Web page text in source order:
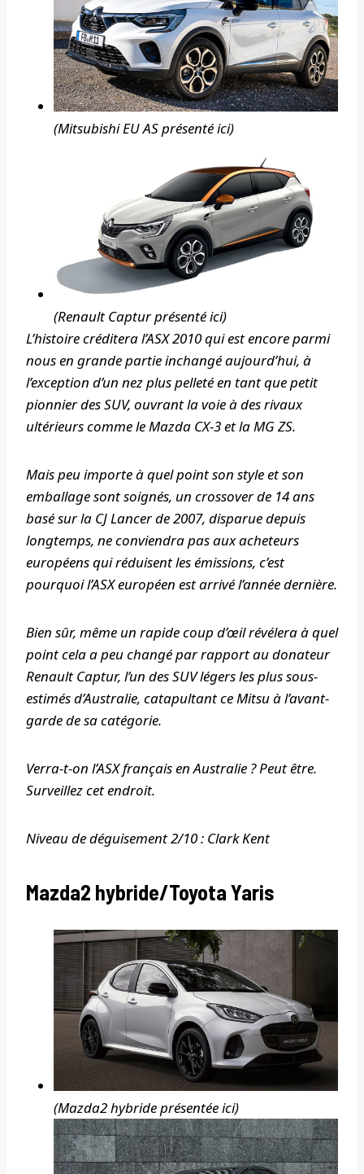
(Mitsubishi EU AS présenté ici)
(Renault Captur présenté ici)
L’histoire créditera l’ASX 2010 qui est encore parmi
nous en grande partie inchangé aujourd’hui, à
l’exception d’un nez plus pelleté en tant que petit
pionnier des SUV, ouvrant la voie à des rivaux
ultérieurs comme le Mazda CX-3 et la MG ZS.
Mais peu importe à quel point son style et son
emballage sont soignés, un crossover de 14 ans
basé sur la CJ Lancer de 2007, disparue depuis
longtemps, ne conviendra pas aux acheteurs
européens qui réduisent les émissions, c’est
pourquoi l’ASX européen est arrivé l’année dernière.
Bien sûr, même un rapide coup d’œil révélera à quel
point cela a peu changé par rapport au donateur
Renault Captur, l’un des SUV légers les plus sous-
estimés d’Australie, catapultant ce Mitsu à l’avant-
garde de sa catégorie.
Verra-t-on l’ASX français en Australie ? Peut être.
Surveillez cet endroit.
Niveau de déguisement 2/10 : Clark Kent
Mazda2 hybride/Toyota Yaris
(Mazda2 hybride présentée ici)